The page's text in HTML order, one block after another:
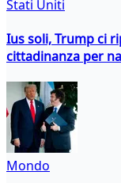
Stati Uniti
Ius soli, Trump ci
cittadinanza per
Mondo